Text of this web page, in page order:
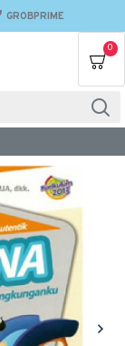
GROBPRIME
0